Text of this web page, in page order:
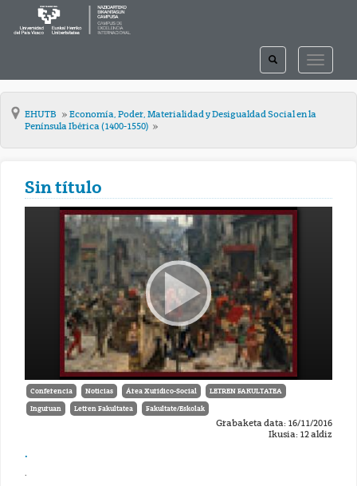
TOGGLE
TOGGLE
SEARCH
EHUTB
Economía, Poder, Materialidad y Desigualdad Social en la
Península Ibérica (1400-1550)
Sin título
Conferencia Noticias Área Xurídico-Social LETREN FAKULTATEA
Inguruan Letren Fakultatea Fakultate/Eskolak
Grabaketa data: 16/11/2016
Ikusia: 12 aldiz
.
.